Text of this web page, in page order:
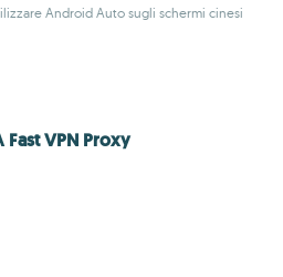
Android Auto sugli schermi cinesi
Fast VPN Proxy